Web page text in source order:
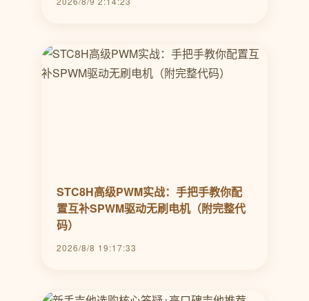
STC8H高级PWM实战：手把手教你配
置互补SPWM驱动无刷电机（附完整代
码）
2026/8/8 19:17:33